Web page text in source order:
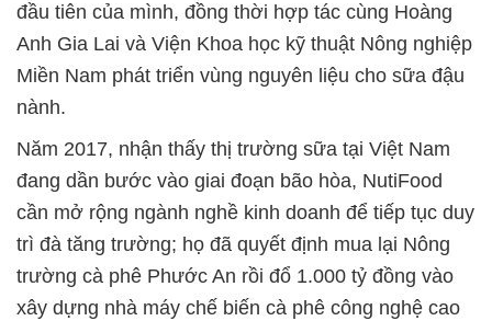
đầu tiên của mình, đồng thời hợp tác cùng Hoàng
Anh Gia Lai và Viện Khoa học kỹ thuật Nông nghiệp
Miền Nam phát triển vùng nguyên liệu cho sữa đậu
nành.
Năm 2017, nhận thấy thị trường sữa tại Việt Nam
đang dần bước vào giai đoạn bão hòa, NutiFood
cần mở rộng ngành nghề kinh doanh để tiếp tục duy
trì đà tăng trường; họ đã quyết định mua lại Nông
trường cà phê Phước An rồi đổ 1.000 tỷ đồng vào
xây dựng nhà máy chế biến cà phê công nghệ cao